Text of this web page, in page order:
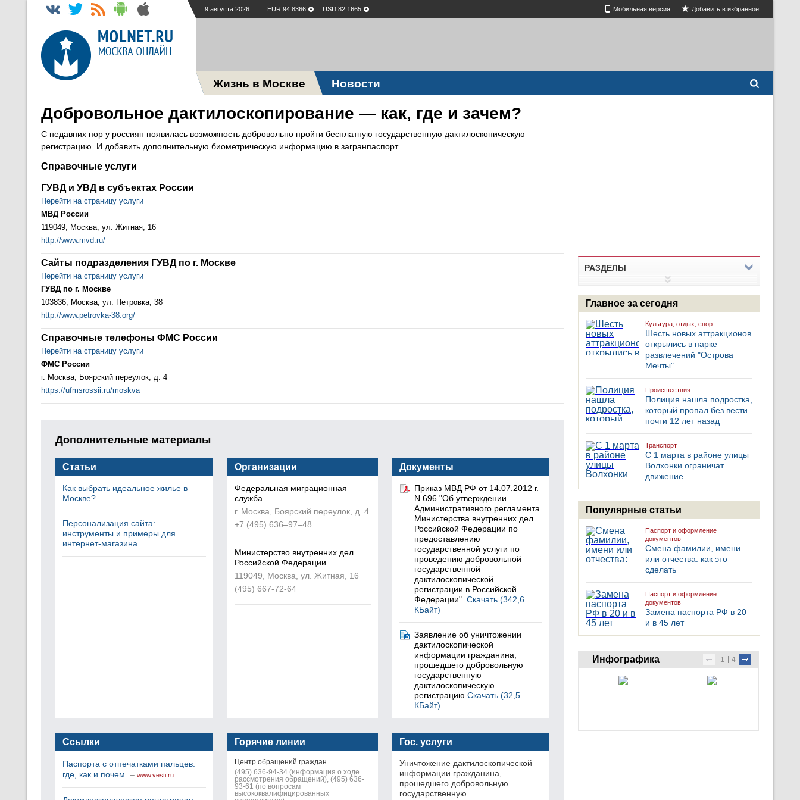
9 августа 2026 EUR 94.8366 USD 82.1665 Мобильная версия Добавить в избранное
Жизнь в Москве Новости
РАЗДЕЛЫ
Главное за сегодня
Культура, отдых, спорт
Шесть новых аттракционов
открылись в парке
развлечений "Острова
Мечты"
Происшествия
Полиция нашла подростка,
который пропал без вести
почти 12 лет назад
Транспорт
С 1 марта в районе улицы
Волхонки ограничат
движение
Популярные статьи
Паспорт и оформление
документов
Смена фамилии, имени
или отчества: как это
сделать
Паспорт и оформление
документов
Замена паспорта РФ в 20
и в 45 лет
Инфографика 1 4
Добровольное дактилоскопирование — как, где и зачем?
С недавних пор у россиян появилась возможность добровольно пройти бесплатную государственную дактилоскопическую
регистрацию. И добавить дополнительную биометрическую информацию в загранпаспорт.
Справочные услуги
ГУВД и УВД в субъектах России
Перейти на страницу услуги
МВД России
119049, Москва, ул. Житная, 16
http://www.mvd.ru/
Сайты подразделения ГУВД по г. Москве
Перейти на страницу услуги
ГУВД по г. Москве
103836, Москва, ул. Петровка, 38
http://www.petrovka-38.org/
Справочные телефоны ФМС России
Перейти на страницу услуги
ФМС России
г. Москва, Боярский переулок, д. 4
https://ufmsrossii.ru/moskva
Дополнительные материалы
Статьи
Как выбрать идеальное жилье в
Москве?
Персонализация сайта:
инструменты и примеры для
интернет-магазина
Организации
Федеральная миграционная
служба
г. Москва, Боярский переулок, д. 4
+7 (495) 636‒97‒48
Министерство внутренних дел
Российской Федерации
119049, Москва, ул. Житная, 16
(495) 667-72-64
Документы
Приказ МВД РФ от 14.07.2012 г.
N 696 "Об утверждении
Административного регламента
Министерства внутренних дел
Российской Федерации по
предоставлению
государственной услуги по
проведению добровольной
государственной
дактилоскопической
регистрации в Российской
Федерации" Скачать (342,6
КБайт)
Заявление об уничтожении
дактилоскопической
информации гражданина,
прошедшего добровольную
государственную
дактилоскопическую
регистрацию Скачать (32,5
КБайт)
Ссылки
Паспорта с отпечатками пальцев:
где, как и почем – www.vesti.ru
Горячие линии
Центр обращений граждан
(495) 636-94-34 (информация о ходе
рассмотрения обращений), (495) 636-
93-61 (по вопросам
высококвалифицированных
Гос. услуги
Уничтожение дактилоскопической
информации гражданина,
прошедшего добровольную
государственную